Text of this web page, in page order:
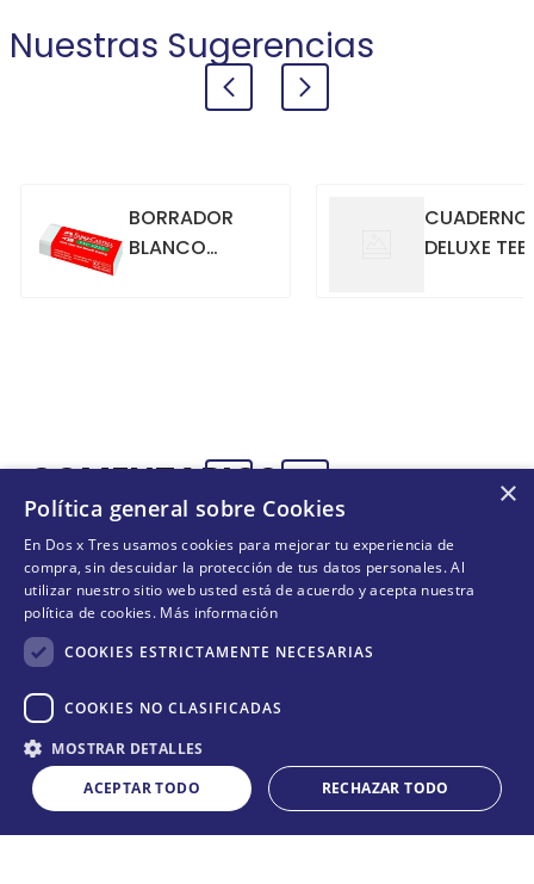
Cantidad
＋
－ COMPRAR
Nuestras Sugerencias
BORRADOR
BLANCO
DELUXE
COMENTARIOS
0 Calificación promedio
(0 comentarios)
Más reciente
No hay comentarios.
×
Política general sobre Cookies
En Dos x Tres usamos cookies para mejorar tu experiencia de
compra, sin descuidar la protección de tus datos personales. Al
utilizar nuestro sitio web usted está de acuerdo y acepta nuestra
política de cookies. Más información
COOKIES ESTRICTAMENTE NECESARIAS
COOKIES NO CLASIFICADAS
MOSTRAR DETALLES
ACEPTAR TODO
RECHAZAR TODO